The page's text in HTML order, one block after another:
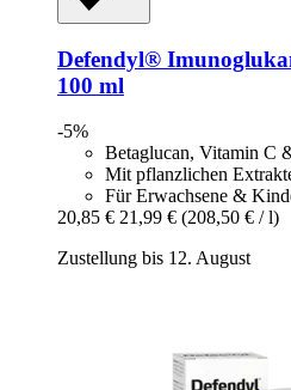
Defendyl®
100 ml
-5%
Betaglucan, Vitamin C
Mit pflanzlichen
Für Erwachsene &
20,85 € 21,99 € (208,50 € / l)
Zustellung bis 12. August